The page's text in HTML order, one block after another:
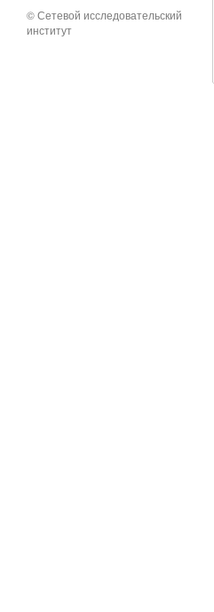
© Сетевой исследовательский
институт